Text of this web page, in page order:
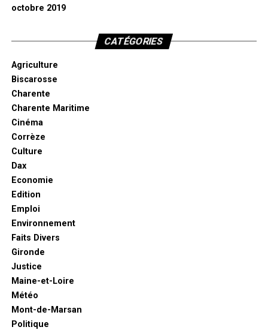
octobre 2019
CATÉGORIES
Agriculture
Biscarosse
Charente
Charente Maritime
Cinéma
Corrèze
Culture
Dax
Economie
Edition
Emploi
Environnement
Faits Divers
Gironde
Justice
Maine-et-Loire
Météo
Mont-de-Marsan
Politique